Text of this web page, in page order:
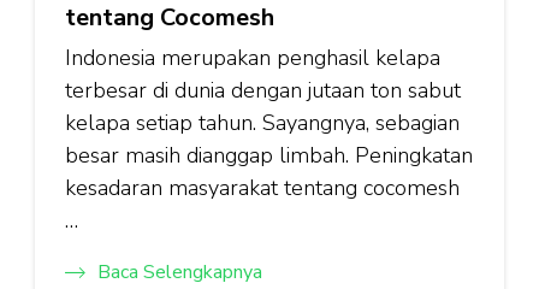
tentang Cocomesh
Indonesia merupakan penghasil kelapa
terbesar di dunia dengan jutaan ton sabut
kelapa setiap tahun. Sayangnya, sebagian
besar masih dianggap limbah. Peningkatan
kesadaran masyarakat tentang cocomesh
…
Baca Selengkapnya